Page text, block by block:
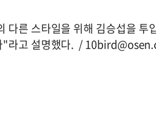
다른 스타일을 위해 김승섭을 투
"라고 설명했다. /